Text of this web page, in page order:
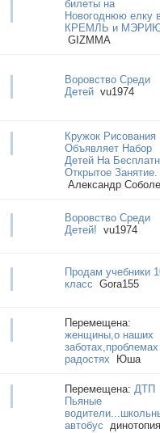
билеты на
Новогоднюю елку
КРЕМЛЬ и
GIZMMA
Воровство Среди
Детей vu1974
Кружок Рисования
Объявляет Набор
Детей На
Открытое Занятие.
Александр
Воровство Среди
Детей! vu1974
Продам учебники
класс Gora155
Перемещена:
женщины,о наших
радостях
Юша
Перемещена: ДТП
Пьяные
автобус динотопия